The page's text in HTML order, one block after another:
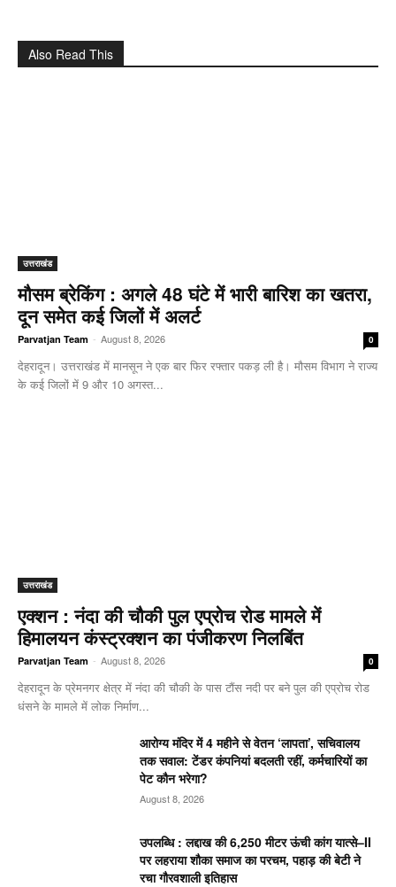
Also Read This
उत्तराखंड
मौसम ब्रेकिंग : अगले 48 घंटे में भारी बारिश का खतरा,
दून समेत कई जिलों में अलर्ट
Parvatjan Team - August 8, 2026 0
देहरादून। उत्तराखंड में मानसून ने एक बार फिर रफ्तार पकड़ ली है। मौसम विभाग ने राज्य
के कई जिलों में 9 और 10 अगस्त...
उत्तराखंड
एक्शन : नंदा की चौकी पुल एप्रोच रोड मामले में
हिमालयन कंस्ट्रक्शन का पंजीकरण निलबिंत
Parvatjan Team - August 8, 2026 0
देहरादून के प्रेमनगर क्षेत्र में नंदा की चौकी के पास टौंस नदी पर बने पुल की एप्रोच रोड
धंसने के मामले में लोक निर्माण...
आरोग्य मंदिर में 4 महीने से वेतन ‘लापता’, सचिवालय
तक सवाल: टेंडर कंपनियां बदलती रहीं, कर्मचारियों का
पेट कौन भरेगा?
August 8, 2026
उपलब्धि : लद्दाख की 6,250 मीटर ऊंची कांग यात्से–II
पर लहराया शौका समाज का परचम, पहाड़ की बेटी ने
रचा गौरवशाली इतिहास